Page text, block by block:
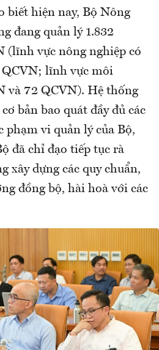
biết hiện nay, Bộ Nông
đang quản lý 1.832
(lĩnh vực nông nghiệp có
QCVN; lĩnh vực môi
và 72 QCVN). Hệ thống
bản bao quát đầy đủ các
phạm vi quản lý của Bộ,
đã chỉ đạo tiếp tục rà
xây dựng các quy chuẩn,
đồng bộ, hài hoà với các